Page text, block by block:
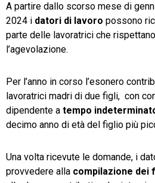
A partire dallo scorso mese di
2024 i datori di lavoro possono
parte delle lavoratrici che
l’agevolazione.
Per l’anno in corso l’esonero
lavoratrici madri di due figli, con
dipendente a tempo
decimo anno di età del figlio più
Una volta ricevute le domande, i
provvedere alla compilazione dei